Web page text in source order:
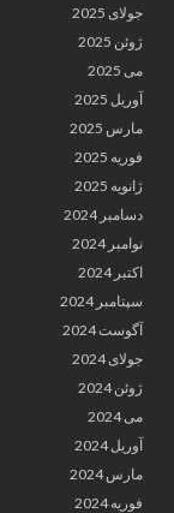
جولای 2025
ژوئن 2025
می 2025
آوریل 2025
مارس 2025
فوریه 2025
ژانویه 2025
دسامبر 2024
نوامبر 2024
اکتبر 2024
سپتامبر 2024
آگوست 2024
جولای 2024
ژوئن 2024
می 2024
آوریل 2024
مارس 2024
فوریه 2024